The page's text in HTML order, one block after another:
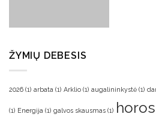
ŽYMIŲ DEBESIS
2026 (1) arbata (1) Arklio (1) augalininkystė (1)
(1) Energija (1) galvos skausmas (1)